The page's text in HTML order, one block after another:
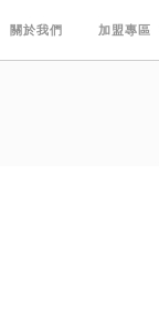
關於我們 加盟專區